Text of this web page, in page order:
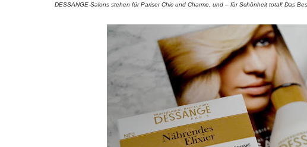
DESSANGE-Salons stehen für Pariser Chic und Charme, und – für Schönheit total! Das